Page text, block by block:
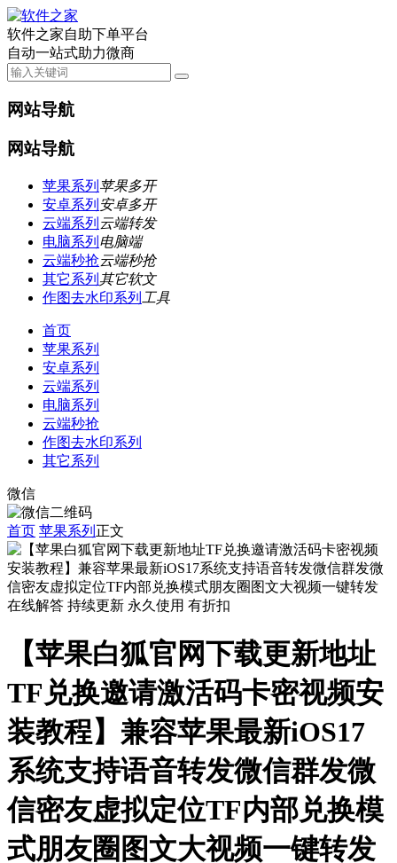
软件之家自助下单平台
自动一站式助力微商
网站导航
网站导航
苹果系列 苹果多开
安卓系列 安卓多开
云端系列 云端转发
电脑系列 电脑端
云端秒抢云端秒抢
其它系列 其它软文
作图去水印系列 工具
首页
苹果系列
安卓系列
云端系列
电脑系列
云端秒抢
作图去水印系列
其它系列
微信
首页 苹果系列 正文
在线解答 持续更新 永久使用 有折扣
【苹果白狐官网下载更新地址
TF兑换邀请激活码卡密视频安
装教程】兼容苹果最新iOS17
系统支持语音转发微信群发微
信密友虚拟定位TF内部兑换模
式朋友圈图文大视频一键转发